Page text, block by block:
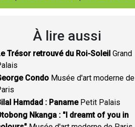
À lire aussi
Trésor retrouvé du Roi-Soleil Grand
Condo Musée d'art moderne de
Hamdad : PanamePetit Palais
Nkanga : "I dreamt of you in